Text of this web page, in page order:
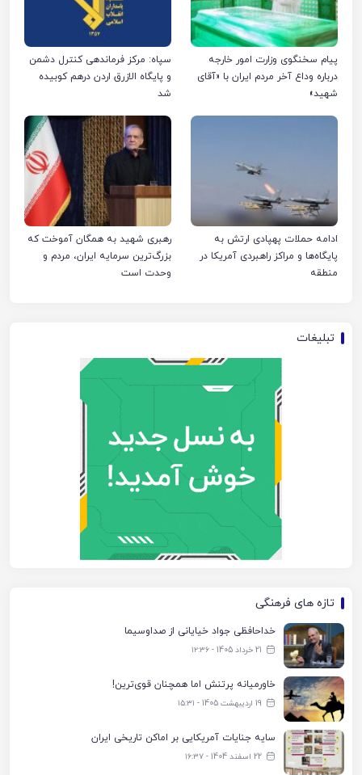
پیام سخنگوی وزارت امور خارجه
درباره وداع آخر مردم ایران با «آقای
شهید»
سپاه: مرکز فرماندهی کنترل دشمن
و پایگاه الازرق اردن درهم کوبیده
شد
ادامه حملات پهپادی ارتش به
پایگاه‌ها و مراکز راهبردی آمریکا در
منطقه
رهبری شهید به همگان آموخت که
بزرگ‌ترین سرمایه ایران، مردم و
وحدت است
تبلیغات
تازه های فرهنگی
خداحافظی جواد خیایانی از صداوسیما
21 خرداد 1405 - ۱۲:۳۶
خاورمیانه پرتنش اما همچنان قوی‌ترین!
19 اردیبهشت 1405 - ۱۵:۳۱
سایه جنایات آمریکایی بر اماکن تاریخی ایران
22 اسفند 1404 - ۱۶:۳۷